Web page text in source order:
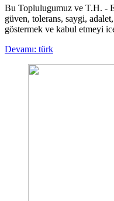
Bu Toplulugumuz ve T.H. -
güven, tolerans, saygi,
göstermek ve kabul etmeyi
Devamı: türk